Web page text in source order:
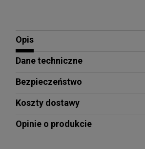
Opis
Dane techniczne
Bezpieczeństwo
Koszty dostawy
Opinie o produkcie